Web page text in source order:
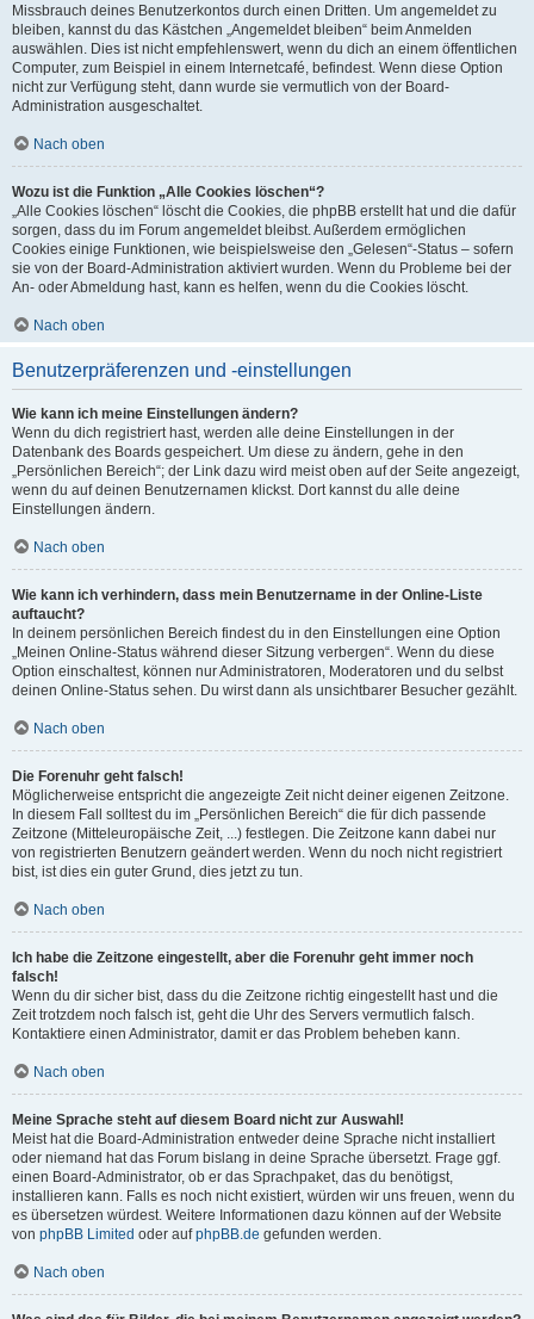
Missbrauch deines Benutzerkontos durch einen Dritten. Um angemeldet zu
bleiben, kannst du das Kästchen „Angemeldet bleiben“ beim Anmelden
auswählen. Dies ist nicht empfehlenswert, wenn du dich an einem öffentlichen
Computer, zum Beispiel in einem Internetcafé, befindest. Wenn diese Option
nicht zur Verfügung steht, dann wurde sie vermutlich von der Board-
Administration ausgeschaltet.
Nach oben
Wozu ist die Funktion „Alle Cookies löschen“?
„Alle Cookies löschen“ löscht die Cookies, die phpBB erstellt hat und die dafür
sorgen, dass du im Forum angemeldet bleibst. Außerdem ermöglichen
Cookies einige Funktionen, wie beispielsweise den „Gelesen“-Status – sofern
sie von der Board-Administration aktiviert wurden. Wenn du Probleme bei der
An- oder Abmeldung hast, kann es helfen, wenn du die Cookies löscht.
Nach oben
Benutzerpräferenzen und -einstellungen
Wie kann ich meine Einstellungen ändern?
Wenn du dich registriert hast, werden alle deine Einstellungen in der
Datenbank des Boards gespeichert. Um diese zu ändern, gehe in den
„Persönlichen Bereich“; der Link dazu wird meist oben auf der Seite angezeigt,
wenn du auf deinen Benutzernamen klickst. Dort kannst du alle deine
Einstellungen ändern.
Nach oben
Wie kann ich verhindern, dass mein Benutzername in der Online-Liste
auftaucht?
In deinem persönlichen Bereich findest du in den Einstellungen eine Option
„Meinen Online-Status während dieser Sitzung verbergen“. Wenn du diese
Option einschaltest, können nur Administratoren, Moderatoren und du selbst
deinen Online-Status sehen. Du wirst dann als unsichtbarer Besucher gezählt.
Nach oben
Die Forenuhr geht falsch!
Möglicherweise entspricht die angezeigte Zeit nicht deiner eigenen Zeitzone.
In diesem Fall solltest du im „Persönlichen Bereich“ die für dich passende
Zeitzone (Mitteleuropäische Zeit, ...) festlegen. Die Zeitzone kann dabei nur
von registrierten Benutzern geändert werden. Wenn du noch nicht registriert
bist, ist dies ein guter Grund, dies jetzt zu tun.
Nach oben
Ich habe die Zeitzone eingestellt, aber die Forenuhr geht immer noch
falsch!
Wenn du dir sicher bist, dass du die Zeitzone richtig eingestellt hast und die
Zeit trotzdem noch falsch ist, geht die Uhr des Servers vermutlich falsch.
Kontaktiere einen Administrator, damit er das Problem beheben kann.
Nach oben
Meine Sprache steht auf diesem Board nicht zur Auswahl!
Meist hat die Board-Administration entweder deine Sprache nicht installiert
oder niemand hat das Forum bislang in deine Sprache übersetzt. Frage ggf.
einen Board-Administrator, ob er das Sprachpaket, das du benötigst,
installieren kann. Falls es noch nicht existiert, würden wir uns freuen, wenn du
es übersetzen würdest. Weitere Informationen dazu können auf der Website
von phpBB Limited oder aufphpBB.de gefunden werden.
Nach oben